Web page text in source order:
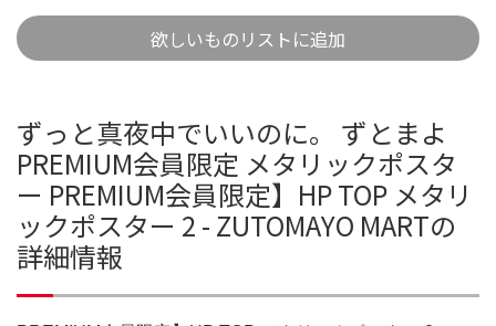
欲しいものリストに追加
ずっと真夜中でいいのに。 ずとまよ
PREMIUM会員限定 メタリックポスタ
ー PREMIUM会員限定】HP TOP メタリ
ックポスター 2 - ZUTOMAYO MARTの
詳細情報